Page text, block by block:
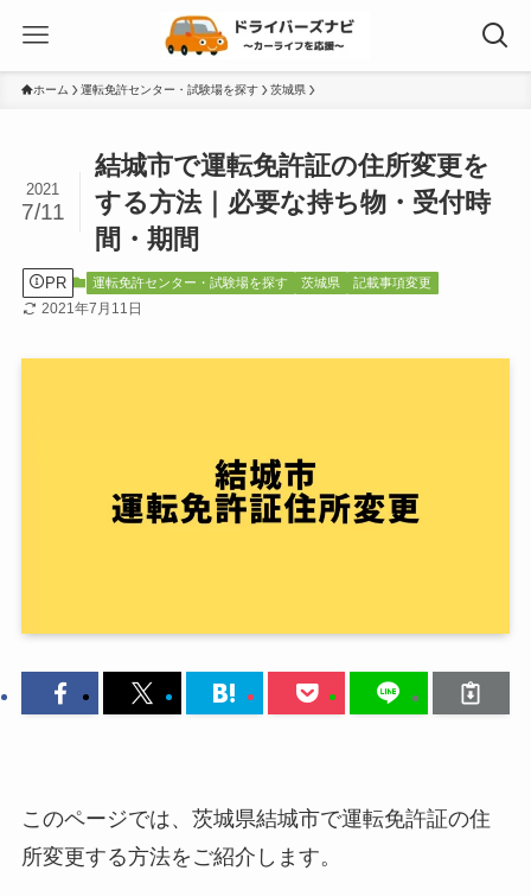
ホーム 運転免許センター・試験場を探す 茨城県
結城市で運転免許証の住所変更を
する方法｜必要な持ち物・受付時
間・期間
2021
7/11
PR 運転免許センター・試験場を探す 茨城県 記載事項変更
2021年7月11日
このページでは、茨城県結城市で運転免許証の住
所変更する方法をご紹介します。